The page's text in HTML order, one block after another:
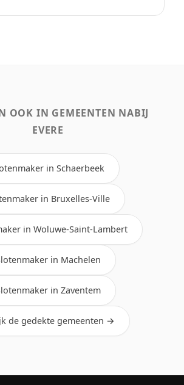
OOK IN GEMEENTEN NABIJ
EVERE
in Schaerbeek
in Bruxelles-Ville
in Woluwe-Saint-Lambert
in Machelen
in Zaventem
de gedekte gemeenten →